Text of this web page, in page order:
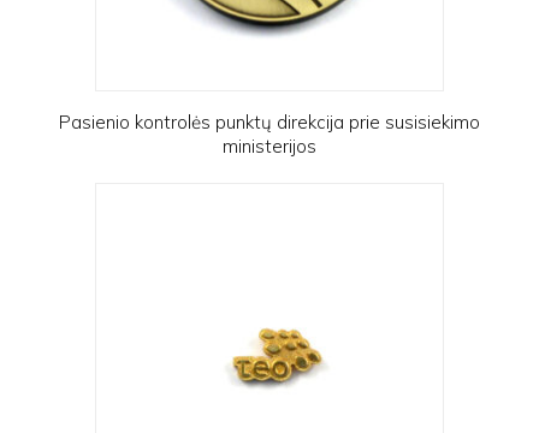
Pasienio kontrolės punktų direkcija prie susisiekimo
ministerijos